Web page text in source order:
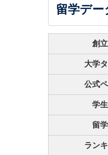
留学デー
創
大学
公式
学
留
ラン